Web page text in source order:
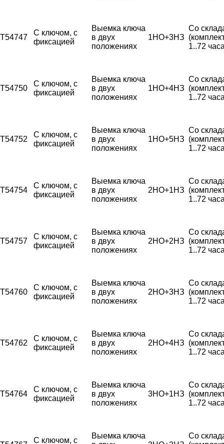
T54747
С ключом, с
фиксацией
Выемка ключа
в двух
положениях
1НО+3НЗ
Со
1..72
T54750
С ключом, с
фиксацией
Выемка ключа
в двух
положениях
1НО+4НЗ
Со
1..72
T54752
С ключом, с
фиксацией
Выемка ключа
в двух
положениях
1НО+5НЗ
Со
1..72
T54754
С ключом, с
фиксацией
Выемка ключа
в двух
положениях
2НО+1НЗ
Со
1..72
T54757
С ключом, с
фиксацией
Выемка ключа
в двух
положениях
2НО+2НЗ
Со
1..72
T54760
С ключом, с
фиксацией
Выемка ключа
в двух
положениях
2НО+3НЗ
Со
1..72
T54762
С ключом, с
фиксацией
Выемка ключа
в двух
положениях
2НО+4НЗ
Со
1..72
T54764
С ключом, с
фиксацией
Выемка ключа
в двух
положениях
3НО+1НЗ
Со
1..72
С ключом, с
Выемка ключа
Со